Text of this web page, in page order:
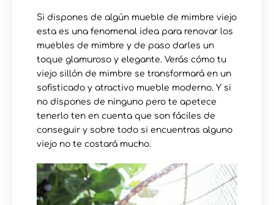
Si dispones de algún mueble de mimbre viejo
esta es una fenomenal idea para renovar los
muebles de mimbre y de paso darles un
toque glamuroso y elegante. Verás cómo tu
viejo sillón de mimbre se transformará en un
sofisticado y atractivo mueble moderno. Y si
no dispones de ninguno pero te apetece
tenerlo ten en cuenta que son fáciles de
conseguir y sobre todo si encuentras alguno
viejo no te costará mucho.